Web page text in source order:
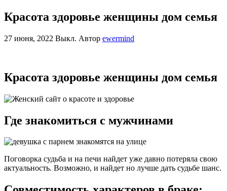
Красота здоровье женщины дом семья
27 июня, 2022 Выкл. Автор ewermind
Красота здоровье женщины дом семья
Где знакомиться с мужчинами
Поговорка судьба и на печи найдет уже давно потеряла свою
актуальность. Возможно, и найдет но лучше дать судьбе шанс.